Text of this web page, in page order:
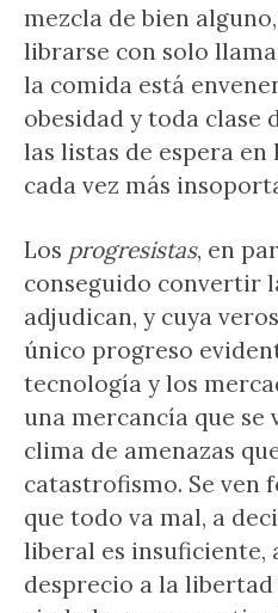
mezcla de bien
librarse con solo
la comida está
obesidad y toda clase
las listas de espera en
cada vez más
Los progresistas, en
conseguido convertir
adjudican, y cuya
único progreso
tecnología y los
una mercancía que se
clima de amenazas
catastrofismo. Se ven
que todo va mal, a
liberal es insuficiente,
desprecio a la